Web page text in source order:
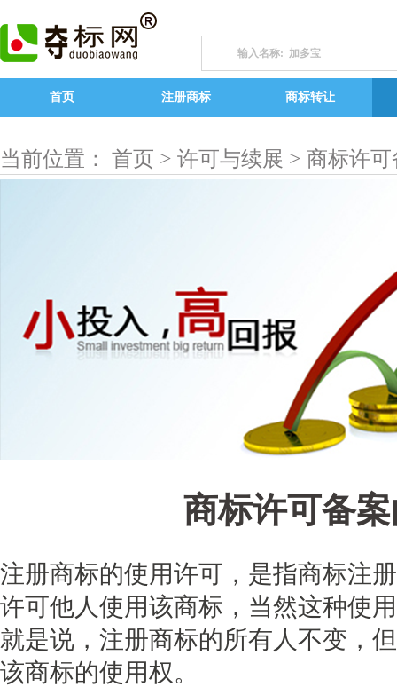
首页 注册商标 商标转让
当前位置： 首页 > 许可与续展 > 商标许
商标许可备
注册商标的使用许可，是指商标注
许可他人使用该商标，当然这种使
就是说，注册商标的所有人不变，
该商标的使用权。